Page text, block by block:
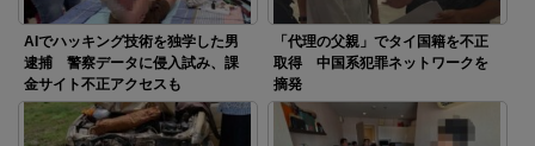
AIでハッキング技術を独学した男
逮捕 警察データに侵入試み、課
金サイト不正アクセスも
「代理の父親」でタイ国籍を不正
取得 中国系犯罪ネットワークを
摘発